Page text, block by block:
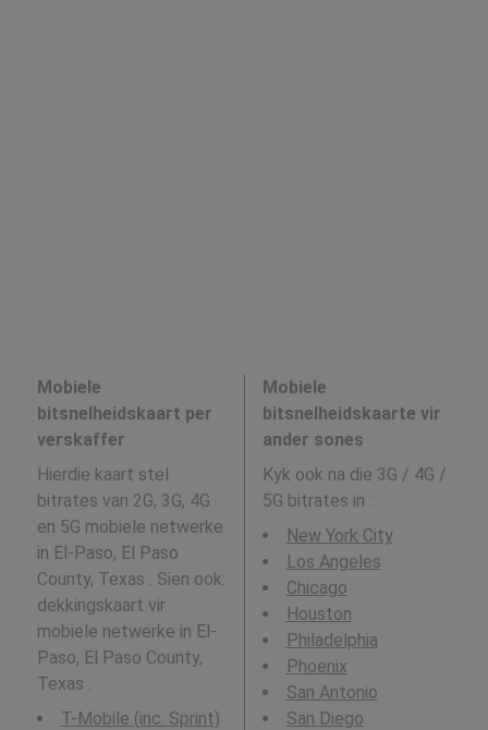
Mobiele
bitsnelheidskaart per
verskaffer
Hierdie kaart stel
bitrates van 2G, 3G, 4G
en 5G mobiele netwerke
in El-Paso, El Paso
County, Texas . Sien ook:
dekkingskaart vir
mobiele netwerke in El-
Paso, El Paso County,
Texas .
T-Mobile (inc. Sprint)
Mobiele
bitsnelheidskaarte vir
ander sones
Kyk ook na die 3G / 4G /
5G bitrates in :
New York City
Los Angeles
Chicago
Houston
Philadelphia
Phoenix
San Antonio
San Diego